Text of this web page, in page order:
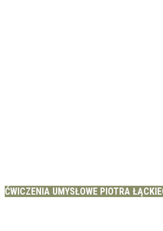
ĆWICZENIA UMYSŁOWE PIOTRA